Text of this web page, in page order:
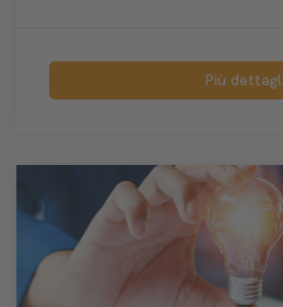
Più dettagli